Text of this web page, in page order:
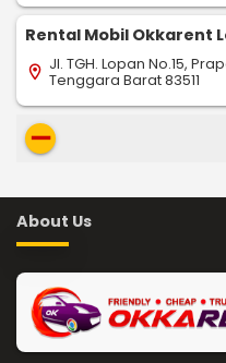
Rental Mobil Okkarent
location_on Jl. TGH. Lopan No.15,
Tenggara Barat 83511
remove
About Us